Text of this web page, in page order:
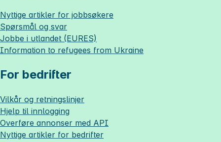
Nyttige artikler for jobbsøkere
Spørsmål og svar
Jobbe i utlandet (EURES)
Information to refugees from Ukraine
For bedrifter
Vilkår og retningslinjer
Hjelp til innlogging
Overføre annonser med API
Nyttige artikler for bedrifter